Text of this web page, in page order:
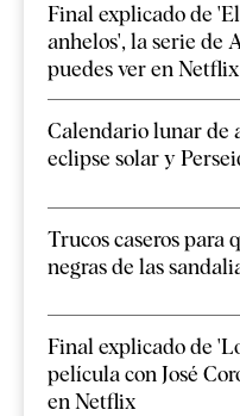
Final explicado de
anhelos', la serie de
puedes ver en Netflix
Calendario lunar de
eclipse solar y
Trucos caseros para
negras de las
Final explicado de
película con José
en Netflix